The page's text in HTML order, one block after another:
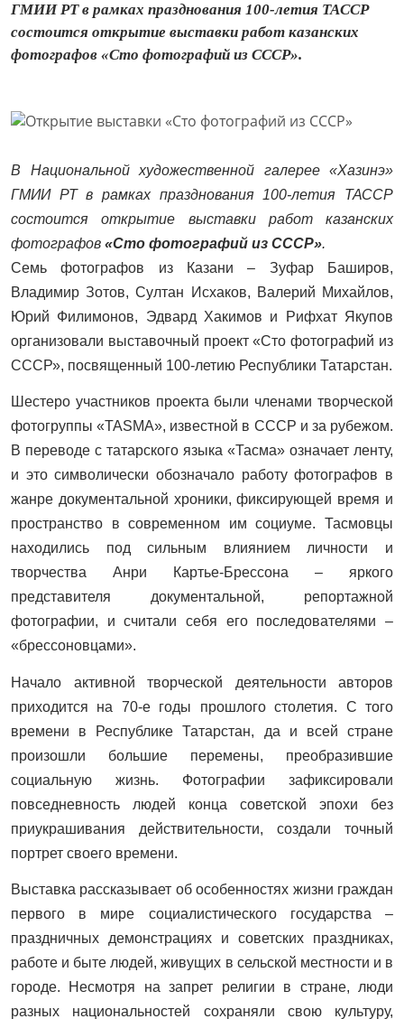
ГМИИ РТ в рамках празднования 100-летия ТАССР
состоится открытие выставки работ казанских
фотографов «Сто фотографий из СССР».
В Национальной художественной галерее «Хазинэ»
ГМИИ РТ в рамках празднования 100-летия ТАССР
состоится открытие выставки работ казанских
фотографов «Сто фотографий из СССР».
Семь фотографов из Казани – Зуфар Баширов,
Владимир Зотов, Султан Исхаков, Валерий Михайлов,
Юрий Филимонов, Эдвард Хакимов и Рифхат Якупов
организовали выставочный проект «Сто фотографий из
СССР», посвященный 100-летию Республики Татарстан.
Шестеро участников проекта были членами творческой
фотогруппы «TASMA», известной в СССР и за рубежом.
В переводе с татарского языка «Тасма» означает ленту,
и это символически обозначало работу фотографов в
жанре документальной хроники, фиксирующей время и
пространство в современном им социуме. Тасмовцы
находились под сильным влиянием личности и
творчества Анри Картье-Брессона – яркого
представителя документальной, репортажной
фотографии, и считали себя его последователями –
«брессоновцами».
Начало активной творческой деятельности авторов
приходится на 70-е годы прошлого столетия. С того
времени в Республике Татарстан, да и всей стране
произошли большие перемены, преобразившие
социальную жизнь. Фотографии зафиксировали
повседневность людей конца советской эпохи без
приукрашивания действительности, создали точный
портрет своего времени.
Выставка рассказывает об особенностях жизни граждан
первого в мире социалистического государства –
праздничных демонстрациях и советских праздниках,
работе и быте людей, живущих в сельской местности и в
городе. Несмотря на запрет религии в стране, люди
разных национальностей сохраняли свою культуру,